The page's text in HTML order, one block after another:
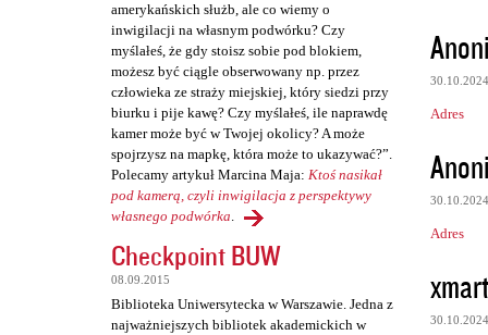
amerykańskich służb, ale co wiemy o
inwigilacji na własnym podwórku? Czy
myślałeś, że gdy stoisz sobie pod blokiem,
możesz być ciągle obserwowany np. przez
człowieka ze straży miejskiej, który siedzi przy
biurku i pije kawę? Czy myślałeś, ile naprawdę
kamer może być w Twojej okolicy? A może
spojrzysz na mapkę, która może to ukazywać?”.
Polecamy artykuł Marcina Maja: Ktoś nasikał
pod kamerą, czyli inwigilacja z perspektywy
własnego podwórka.
Checkpoint BUW
08.09.2015
Biblioteka Uniwersytecka w Warszawie. Jedna z
najważniejszych bibliotek akademickich w
K
o
m
e
n
t
r
z
e
30.10.2024
Adres
30.10.2024
Adres
30.10.2024